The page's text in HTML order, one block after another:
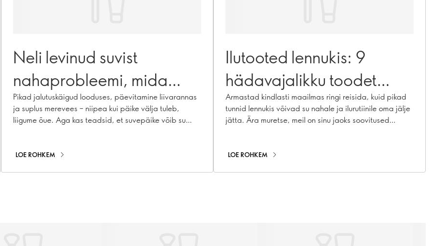
Neli levinud suvist
nahaprobleemi, mida
saab vältida
Pikad jalutuskäigud looduses, päevitamine liivarannas
ja suplus merevees – niipea kui päike välja tuleb,
liigume õue. Aga kas teadsid, et suvepäike võib su
nendega toime tulla.
LOE ROHKEM
Ilutooted lennukis: 9
hädavajalikku toodet
käsipagasisse
Armastad kindlasti maailmas ringi reisida, kuid pikad
tunnid lennukis võivad su nahale ja ilurutiinile oma jälje
jätta. Ära muretse, meil on sinu jaoks soovitused
lähedasi pühade ajal või lendad otse uude aastasse,
LOE ROHKEM